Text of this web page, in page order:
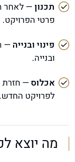
תכנון — לאחר
פרטי הפרויקט.
פינוי ובנייה —
ובנייה.
אכלוס— חזרת
לפרויקט החדש.
מה יוצא